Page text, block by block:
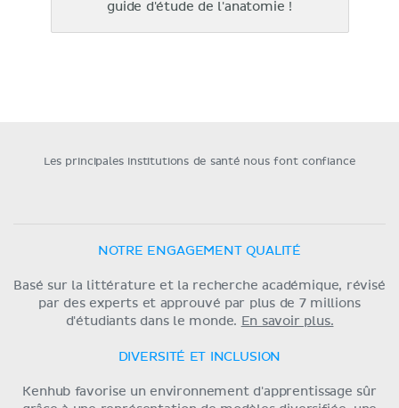
guide d'étude de l'anatomie !
Les principales institutions de santé nous font confiance
NOTRE ENGAGEMENT QUALITÉ
Basé sur la littérature et la recherche académique, révisé
par des experts et approuvé par plus de 7 millions
d'étudiants dans le monde. En savoir plus.
DIVERSITÉ ET INCLUSION
Kenhub favorise un environnement d'apprentissage sûr